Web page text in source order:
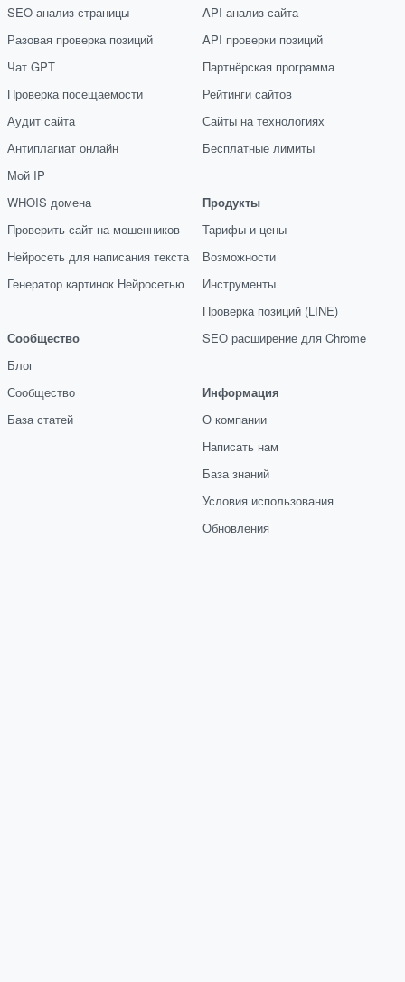
SEO-анализ страницы
Разовая проверка позиций
Чат GPT
Проверка посещаемости
Аудит сайта
Антиплагиат онлайн
Мой IP
WHOIS домена
Проверить сайт на мошенников
Нейросеть для написания текста
Генератор картинок Нейросетью
Сообщество
Блог
Сообщество
База статей
API анализ сайта
API проверки позиций
Партнёрская программа
Рейтинги сайтов
Сайты на технологиях
Бесплатные лимиты
Продукты
Тарифы и цены
Возможности
Инструменты
Проверка позиций (LINE)
SEO расширение для Chrome
Информация
О компании
Написать нам
База знаний
Условия использования
Обновления